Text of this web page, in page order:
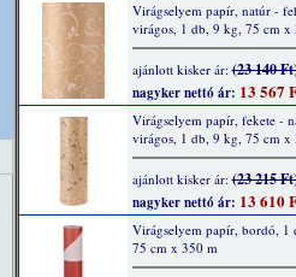
Virágselyem papír, natúr -
virágos, 1 db, 9 kg, 75 cm x
ajánlott kisker ár:(23 140
nagyker nettó ár: 13 567
Virágselyem papír, fekete -
virágos, 1 db, 9 kg, 75 cm x
ajánlott kisker ár:(23 215
nagyker nettó ár: 13 610
Virágselyem papír, bordó, 1
75 cm x 350 m